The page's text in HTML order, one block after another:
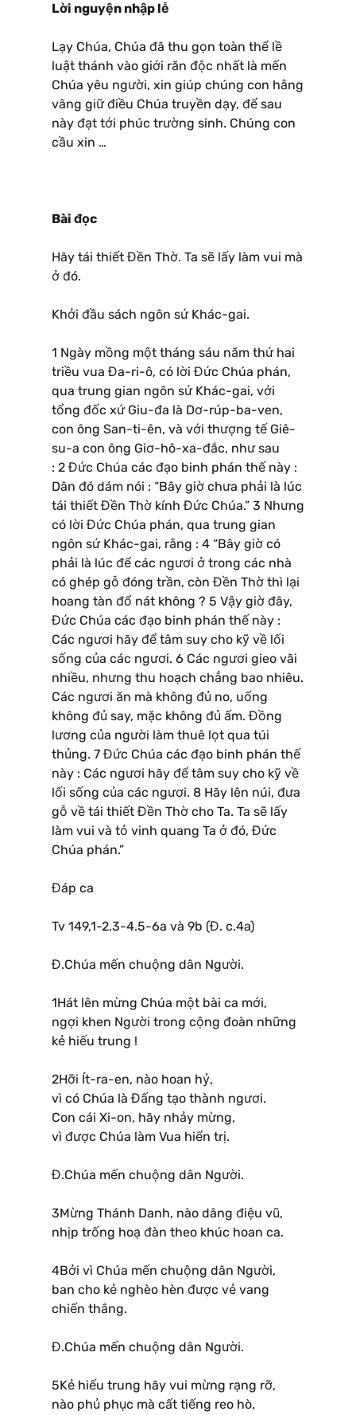
Lời nguyện nhập lễ
Lạy Chúa, Chúa đã thu gọn toàn thể lề
luật thánh vào giới răn độc nhất là mến
Chúa yêu người, xin giúp chúng con hằng
vâng giữ điều Chúa truyền dạy, để sau
này đạt tới phúc trường sinh. Chúng con
cầu xin …
Bài đọc
Hãy tái thiết Đền Thờ. Ta sẽ lấy làm vui mà
ở đó.
Khởi đầu sách ngôn sứ Khác-gai.
1 Ngày mồng một tháng sáu năm thứ hai
triều vua Đa-ri-ô, có lời Đức Chúa phán,
qua trung gian ngôn sứ Khác-gai, với
tổng đốc xứ Giu-đa là Dơ-rúp-ba-ven,
con ông San-ti-ên, và với thượng tế Giê-
su-a con ông Giơ-hô-xa-đắc, như sau
: 2 Đức Chúa các đạo binh phán thế này :
Dân đó dám nói : “Bây giờ chưa phải là lúc
tái thiết Đền Thờ kính Đức Chúa.” 3 Nhưng
có lời Đức Chúa phán, qua trung gian
ngôn sứ Khác-gai, rằng : 4 “Bây giờ có
phải là lúc để các ngươi ở trong các nhà
có ghép gỗ đóng trần, còn Đền Thờ thì lại
hoang tàn đổ nát không ? 5 Vậy giờ đây,
Đức Chúa các đạo binh phán thế này :
Các ngươi hãy để tâm suy cho kỹ về lối
sống của các ngươi. 6 Các ngươi gieo vãi
nhiều, nhưng thu hoạch chẳng bao nhiêu.
Các ngươi ăn mà không đủ no, uống
không đủ say, mặc không đủ ấm. Đồng
lương của người làm thuê lọt qua túi
thủng. 7 Đức Chúa các đạo binh phán thế
này : Các ngươi hãy để tâm suy cho kỹ về
lối sống của các ngươi. 8 Hãy lên núi, đưa
gỗ về tái thiết Đền Thờ cho Ta. Ta sẽ lấy
làm vui và tỏ vinh quang Ta ở đó, Đức
Chúa phán.”
Đáp ca
Tv 149,1-2.3-4.5-6a và 9b (Đ. c.4a)
Đ.Chúa mến chuộng dân Người.
1Hát lên mừng Chúa một bài ca mới,
ngợi khen Người trong cộng đoàn những
kẻ hiếu trung !
2Hỡi Ít-ra-en, nào hoan hỷ,
vì có Chúa là Đấng tạo thành ngươi.
Con cái Xi-on, hãy nhảy mừng,
vì được Chúa làm Vua hiển trị.
Đ.Chúa mến chuộng dân Người.
3Mừng Thánh Danh, nào dâng điệu vũ,
nhịp trống hoạ đàn theo khúc hoan ca.
4Bởi vì Chúa mến chuộng dân Người,
ban cho kẻ nghèo hèn được vẻ vang
chiến thắng.
Đ.Chúa mến chuộng dân Người.
5Kẻ hiếu trung hãy vui mừng rạng rỡ,
nào phủ phục mà cất tiếng reo hò,